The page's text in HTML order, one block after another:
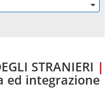
STRANIERI |
ed integrazione